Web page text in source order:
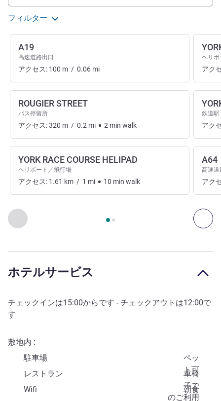
フィルター
前に戻る - アクセスと交通手段 次
2ページ中 , アクセスと交通手段 1 :, アクセスと交
A19
高速道路出口
アクセス: 100 m / 0.06 mi
ROUGIER STREET
バス停留所
アクセス:320 m / 0.2 mi 2 min walk
YORK RACE COURSE HELIPAD
ヘリポート／飛行場
アクセス: 1.61 km / 1 mi 10 min walk
ヘリポ
アク
鉄道駅
アク
A64
高速道
アク
ホテルサービス
チェックインは15:00からです - チェックアウトは12:00で
す
敷地内
駐車場
ペッ
ト可
レストラン
車椅
子で
のご利用
Wifi
朝食